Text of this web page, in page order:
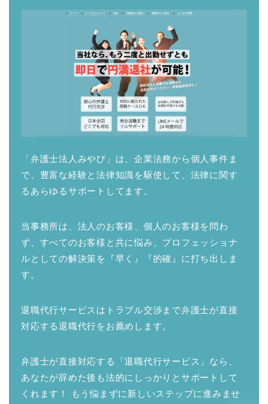
「弁護士法人みやび」は、企業法務から個人事件ま
で、豊富な経験と法律知識を駆使して、法律に関す
るあらゆるサポートしてます。
当事務所は、法人のお客様、個人のお客様を問わ
ず、すべてのお客様と共に悩み、プロフェッショナ
ルとしての解決策を『早く』『的確』に打ち出しま
す。
退職代行サービスはトラブル交渉まで弁護士が直接
対応する退職代行をお薦めします。
弁護士が直接対応する「退職代行サービス」なら、
あなたが辞めた後も法的にしっかりとサポートして
くれます！ もう悩まずに新しいステップに進みませ